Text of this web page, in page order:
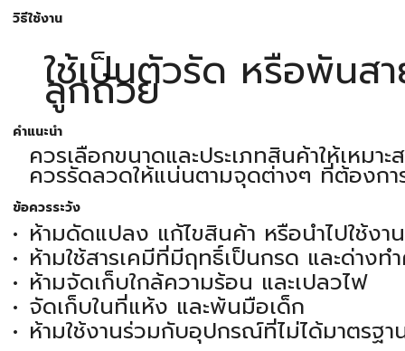
วิธีใช้งาน
ใช้เป็นตัวรัด หรือพันส
ลูกถ้วย
คำแนะนำ
ควรเลือกขนาดและประเภทสินค้าให้เหมา
ควรรัดลวดให้แน่นตามจุดต่างๆ ที่ต้องกา
ข้อควรระวัง
ห้ามดัดแปลง แก้ไขสินค้า หรือนำไปใช้งา
ห้ามใช้สารเคมีที่มีฤทธิ์เป็นกรด และด่างท
ห้ามจัดเก็บใกล้ความร้อน และเปลวไฟ
จัดเก็บในที่แห้ง และพ้นมือเด็ก
ห้ามใช้งานร่วมกับอุปกรณ์ที่ไม่ได้มาตรฐา